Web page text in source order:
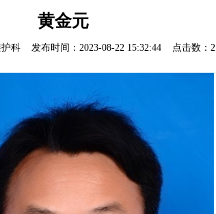
黄金元
护科 发布时间：2023-08-22 15:32:44 点击数：